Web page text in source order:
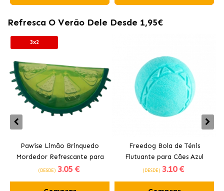
Refresca O Verão Dele Desde 1,95€
3x2
Pawise Limão Brinquedo
Mordedor Refrescante para
Cães 12 cm
(DESDE) 3.05 €
Freedog Bola de Ténis
Flutuante para Cães Azul
(DESDE) 3.10 €